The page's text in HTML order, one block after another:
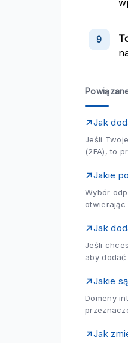
Jak
Jeśli
(2FA), to
Jakie
Wybór
Jak
Jeśli
aby
Jakie
Domeny
Jak